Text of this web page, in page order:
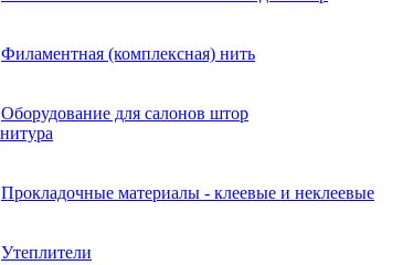
Филаментная (комплексная) нить
Оборудование для салонов штор
Прокладочные материалы - клеевые и неклеевые
Утеплители